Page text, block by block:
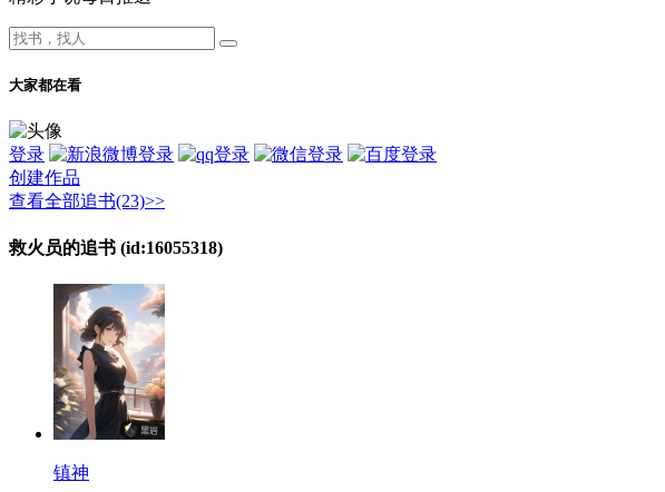
大家都在看
登录
创建作品
查看全部追书(23)>>
救火员的追书 (id:16055318)
镇神